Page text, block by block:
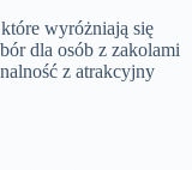
wyróżniają się
dla osób z zakolami
z atrakcyjny